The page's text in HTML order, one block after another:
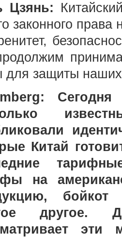
Цзянь:
законного
для защиты наших
Китай
на
другое.
эти